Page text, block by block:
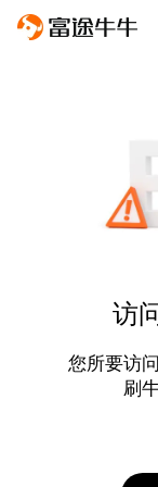
访
您所要访
刷